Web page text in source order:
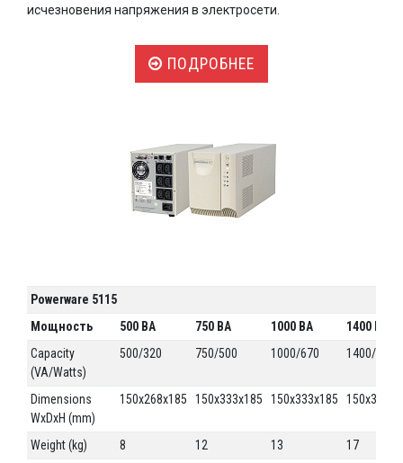
исчезновения напряжения в электросети.
ПОДРОБНЕЕ
Powerware 5115
Мощность
500 ВA 750 ВА 1000 ВА
1400 ВА
Capacity
(VA/Watts)
500/320 750/500 1000/670 1400/950
Dimensions
WxDxH (mm)
150x268x185 150x333x185 150x333x185
Weight (kg) 8 12 13
17